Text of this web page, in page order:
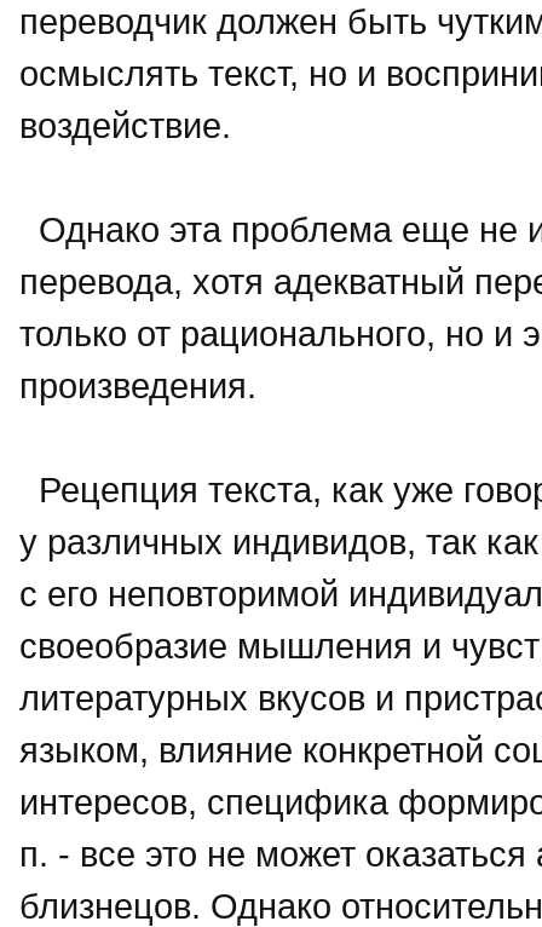
переводчик должен быть
осмыслять текст, но и
воздействие.
Однако эта проблема еще не
перевода, хотя адекватный
только от рационального, но и
произведения.
Рецепция текста, как уже
у различных индивидов, так
с его неповторимой
своеобразие мышления и
литературных вкусов и
языком, влияние конкретной
интересов, специфика
п. - все это не может
близнецов. Однако